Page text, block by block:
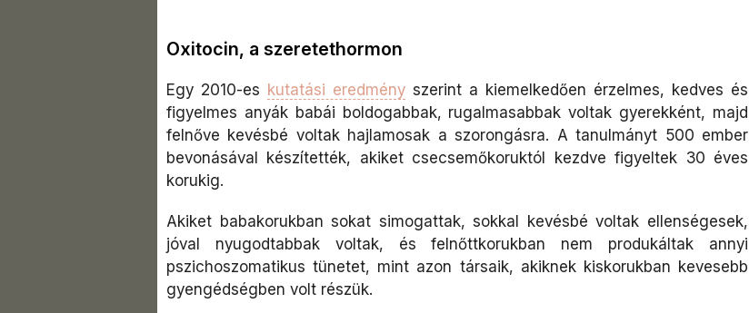
Oxitocin, a szeretethormon
Egy 2010-es kutatási eredmény szerint a kiemelkedően érzelmes, kedves és
figyelmes anyák babái boldogabbak, rugalmasabbak voltak gyerekként, majd
felnőve kevésbé voltak hajlamosak a szorongásra. A tanulmányt 500 ember
bevonásával készítették, akiket csecsemőkoruktól kezdve figyeltek 30 éves
korukig.
Akiket babakorukban sokat simogattak, sokkal kevésbé voltak ellenségesek,
jóval nyugodtabbak voltak, és felnőttkorukban nem produkáltak annyi
pszichoszomatikus tünetet, mint azon társaik, akiknek kiskorukban kevesebb
gyengédségben volt részük.